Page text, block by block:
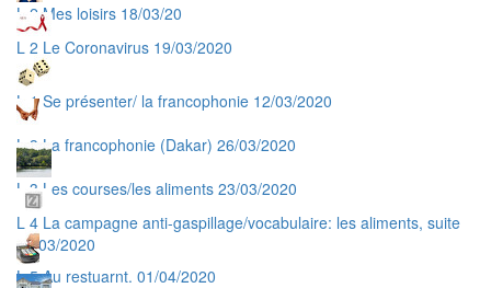
L 2 Mes loisirs 18/03/20
L 2 Le Coronavirus 19/03/2020
L 1 Se présenter/ la francophonie 12/03/2020
L 3 La francophonie (Dakar) 26/03/2020
L 3 Les courses/les aliments 23/03/2020
L 4 La campagne anti-gaspillage/vocabulaire: les aliments, suite
30/03/2020
L 5 Au restuarnt. 01/04/2020